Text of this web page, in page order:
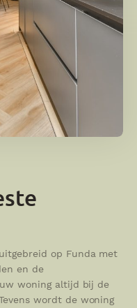
op Funda met
en de
woning altijd bij de
wordt de woning